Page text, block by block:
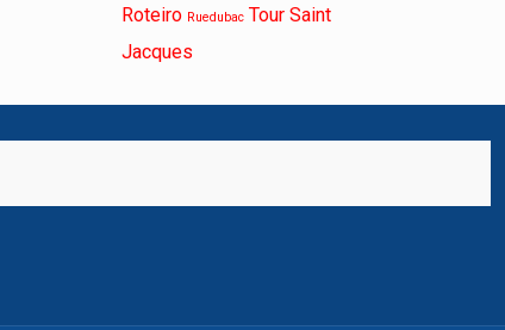
Roteiro Ruedubac Tour Saint
Jacques